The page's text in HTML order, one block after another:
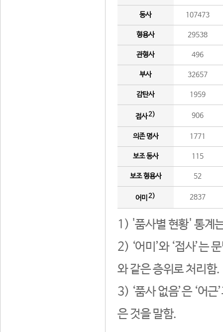
동사 107473
형용사 29538
관형사 496
부사 32657
감탄사 1959
접사2) 906
의존 명사 1771
보조 동사 115
보조 형용사 52
어미 2) 2837
1) '품사별 현황' 통계
2) ‘어미’와 ‘접사’는
와 같은 층위로 처리함.
3) ‘품사 없음’은 ‘어
은 것을 말함.